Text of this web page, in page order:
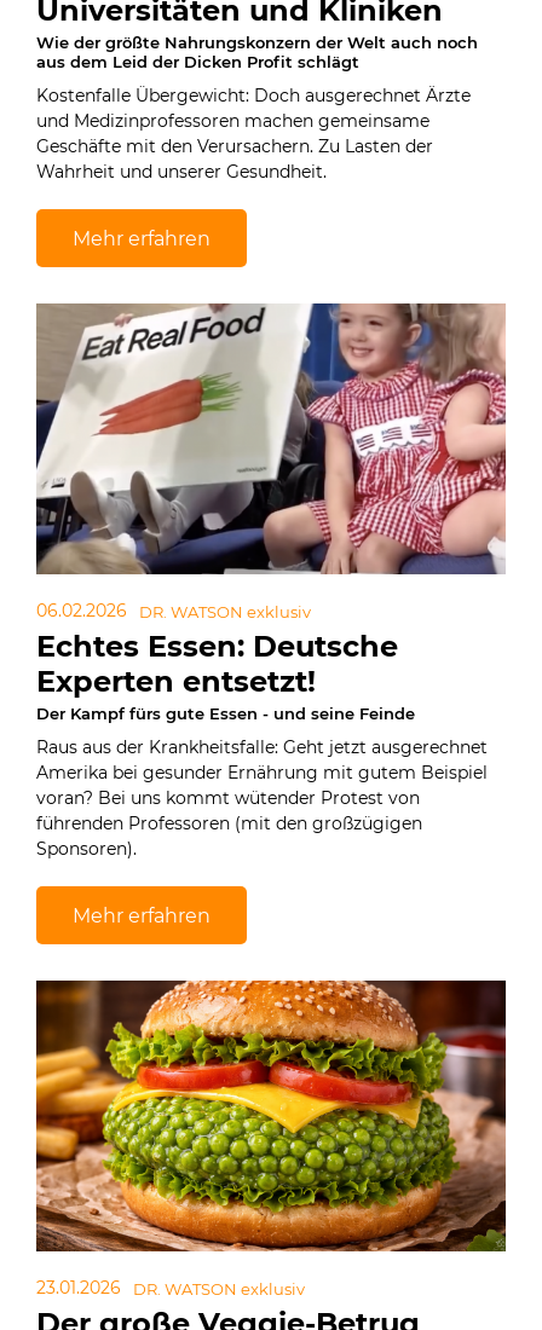
Universitäten und Kliniken
Wie der größte Nahrungskonzern der Welt auch noch
aus dem Leid der Dicken Profit schlägt
Kostenfalle Übergewicht: Doch ausgerechnet Ärzte
und Medizinprofessoren machen gemeinsame
Geschäfte mit den Verursachern. Zu Lasten der
Wahrheit und unserer Gesundheit.
Mehr erfahren
06.02.2026 DR. WATSON exklusiv
Echtes Essen: Deutsche
Experten entsetzt!
Der Kampf fürs gute Essen - und seine Feinde
Raus aus der Krankheitsfalle: Geht jetzt ausgerechnet
Amerika bei gesunder Ernährung mit gutem Beispiel
voran? Bei uns kommt wütender Protest von
führenden Professoren (mit den großzügigen
Sponsoren).
Mehr erfahren
23.01.2026 DR. WATSON exklusiv